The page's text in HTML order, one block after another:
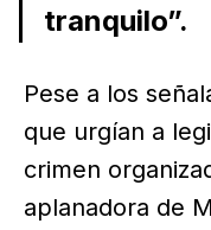
tranquilo”.
Pese a los
que urgían a
crimen
aplanadora de